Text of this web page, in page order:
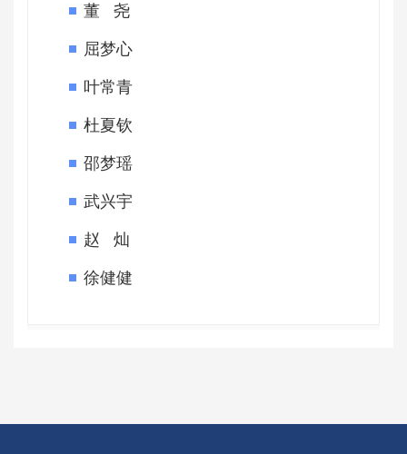
董 尧
屈梦心
叶常青
杜夏钦
邵梦瑶
武兴宇
赵 灿
徐健健